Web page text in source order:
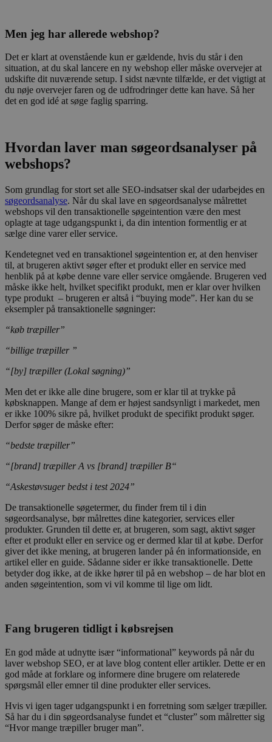
Men jeg har allerede webshop?
Det er klart at ovenstående kun er gældende, hvis du står i den
situation, at du skal lancere en ny webshop eller måske overvejer at
udskifte dit nuværende setup. I sidst nævnte tilfælde, er det vigtigt at
du nøje overvejer faren og de udfrodringer dette kan have. Så her
det en god idé at søge faglig sparring.
Hvordan laver man søgeordsanalyser på
webshops?
Som grundlag for stort set alle SEO-indsatser skal der udarbejdes en
søgeordsanalyse. Når du skal lave en søgeordsanalyse målrettet
webshops vil den transaktionelle søgeintention være den mest
oplagte at tage udgangspunkt i, da din intention formentlig er at
sælge dine varer eller service.
Kendetegnet ved en transaktionel søgeintention er, at den henviser
til, at brugeren aktivt søger efter et produkt eller en service med
henblik på at købe denne vare eller service omgående. Brugeren ved
måske ikke helt, hvilket specifikt produkt, men er klar over hvilken
type produkt – brugeren er altså i “buying mode”. Her kan du se
eksempler på transaktionelle søgninger:
“køb træpiller”
“billige træpiller ”
“[by] træpiller (Lokal søgning)”
Men det er ikke alle dine brugere, som er klar til at trykke på
købsknappen. Mange af dem er højest sandsynligt i markedet, men
er ikke 100% sikre på, hvilket produkt de specifikt produkt søger.
Derfor søger de måske efter:
“bedste træpiller”
“[brand] træpiller A vs [brand] træpiller B“
“Askestøvsuger bedst i test 2024”
De transaktionelle søgetermer, du finder frem til i din
søgeordsanalyse, bør målrettes dine kategorier, services eller
produkter. Grunden til dette er, at brugeren, som sagt, aktivt søger
efter et produkt eller en service og er dermed klar til at købe. Derfor
giver det ikke mening, at brugeren lander på én informationside, en
artikel eller en guide. Sådanne sider er ikke transaktionelle. Dette
betyder dog ikke, at de ikke hører til på en webshop – de har blot en
anden søgeintention, som vi vil komme til lige om lidt.
Fang brugeren tidligt i købsrejsen
En god måde at udnytte især “informational” keywords på når du
laver webshop SEO, er at lave blog content eller artikler. Dette er en
god måde at forklare og informere dine brugere om relaterede
spørgsmål eller emner til dine produkter eller services.
Hvis vi igen tager udgangspunkt i en forretning som sælger træpiller.
Så har du i din søgeordsanalyse fundet et “cluster” som målretter sig
“Hvor mange træpiller bruger man”.